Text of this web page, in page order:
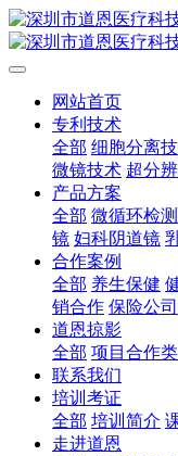
网站首页
专利技术
全部 细胞分离
微镜技术 超分
产品方案
全部 微循环检测
镜 妇科阴道镜
合作案例
全部 养生保健
销合作 保险公司
道恩掠影
全部 项目合作
联系我们
培训考证
全部 培训简介
走进道恩